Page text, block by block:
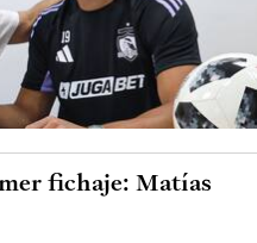
fichaje: Matías